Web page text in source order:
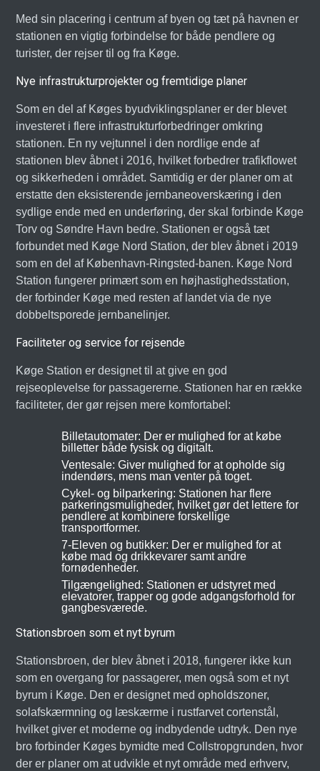
Med sin placering i centrum af byen og tæt på havnen er
stationen en vigtig forbindelse for både pendlere og
turister, der rejser til og fra Køge.
Nye infrastrukturprojekter og fremtidige planer
Som en del af Køges byudviklingsplaner er der blevet
investeret i flere infrastrukturforbedringer omkring
stationen. En ny vejtunnel i den nordlige ende af
stationen blev åbnet i 2016, hvilket forbedrer trafikflowet
og sikkerheden i området. Samtidig er der planer om at
erstatte den eksisterende jernbaneoverskæring i den
sydlige ende med en underføring, der skal forbinde Køge
Torv og Søndre Havn bedre. Stationen er også tæt
forbundet med Køge Nord Station, der blev åbnet i 2019
som en del af København-Ringsted-banen. Køge Nord
Station fungerer primært som en højhastighedsstation,
der forbinder Køge med resten af landet via de nye
dobbeltsporede jernbanelinjer.
Faciliteter og service for rejsende
Køge Station er designet til at give en god
rejseoplevelse for passagererne. Stationen har en række
faciliteter, der gør rejsen mere komfortabel:
Billetautomater: Der er mulighed for at købe
billetter både fysisk og digitalt.
Ventesale: Giver mulighed for at opholde sig
indendørs, mens man venter på toget.
Cykel- og bilparkering: Stationen har flere
parkeringsmuligheder, hvilket gør det lettere for
pendlere at kombinere forskellige
transportformer.
7-Eleven og butikker: Der er mulighed for at
købe mad og drikkevarer samt andre
fornødenheder.
Tilgængelighed: Stationen er udstyret med
elevatorer, trapper og gode adgangsforhold for
gangbesværede.
Stationsbroen som et nyt byrum
Stationsbroen, der blev åbnet i 2018, fungerer ikke kun
som en overgang for passagerer, men også som et nyt
byrum i Køge. Den er designet med opholdszoner,
solafskærmning og læskærme i rustfarvet cortenstål,
hvilket giver et moderne og indbydende udtryk. Den nye
bro forbinder Køges bymidte med Collstropgrunden, hvor
der er planer om at udvikle et nyt område med erhverv,